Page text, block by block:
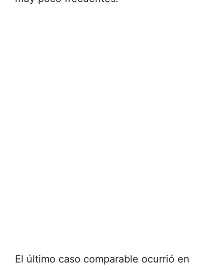
El último caso comparable ocurrió en